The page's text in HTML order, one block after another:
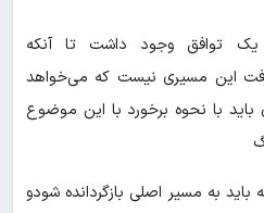
توافق وجود داشت تا آنکه
این مسیری نیست که می‌خواهد
باید با نحوه برخورد با این موضوع
به مسیر اصلی بازگردانده شودو